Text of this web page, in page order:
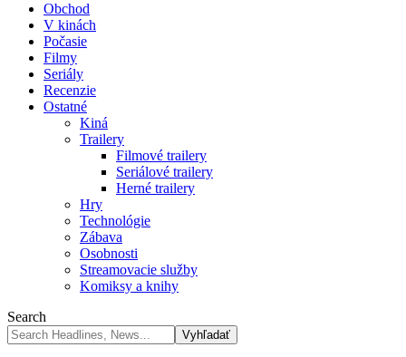
Obchod
V kinách
Počasie
Filmy
Seriály
Recenzie
Ostatné
Kiná
Trailery
Filmové trailery
Seriálové trailery
Herné trailery
Hry
Technológie
Zábava
Osobnosti
Streamovacie služby
Komiksy a knihy
Search